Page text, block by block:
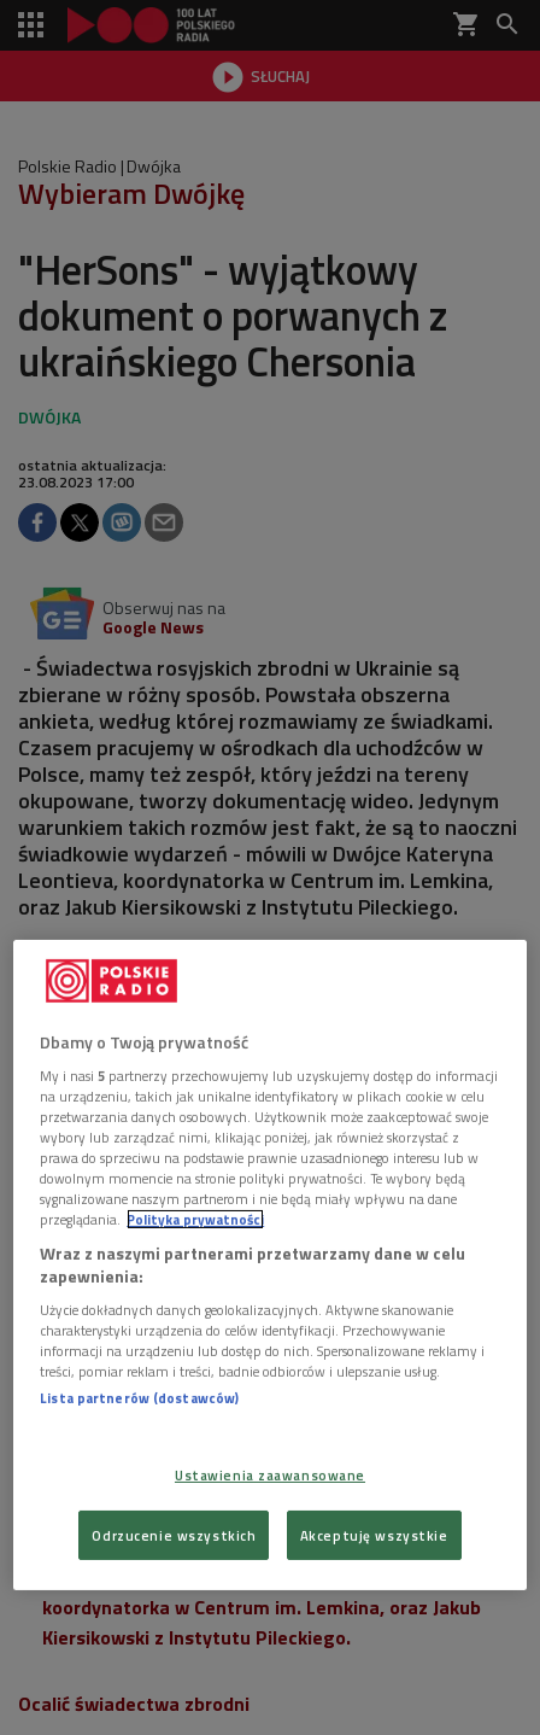
shopping_cart 
 SŁUCHAJ

Polskie Radio Dwójka
Wybieram Dwójkę
"HerSons" - wyjątkowy
dokument o porwanych z
ukraińskiego Chersonia
ostatnia aktualizacja:
23.08.2023 17:00
Obserwuj nas na
Google News
- Świadectwa rosyjskich zbrodni w Ukrainie są
zbierane w różny sposób. Powstała obszerna
ankieta, według której rozmawiamy ze świadkami.
Czasem pracujemy w ośrodkach dla uchodźców w
Polsce, mamy też zespół, który jeździ na tereny
okupowane, tworzy dokumentację wideo. Jedynym
warunkiem takich rozmów jest fakt, że są to naoczni
świadkowie wydarzeń - mówili w Dwójce Kateryna
Leontieva, koordynatorka w Centrum im. Lemkina,
oraz Jakub Kiersikowski z Instytutu Pileckiego.
Zniszczenia po rosyjskim ataku rakietowym w Chersoniu w lutym 2023
roku Foto: PAP/Alena Solomonova
W Dniu Pamięci Ofiar Stalinizmu i Nazizmu oraz w
Dniu Flagi Ukrainy rozmawialiśmy o filmie
dokumentalnym w reżyserii Hanny Berehovej
"HerSons".
Chersonia porwanych i wywiezionych na Krym, a
potem osadzonych w moskiewskim więzieniu -
Lefortowie.
koordynatorka w Centrum im. Lemkina, oraz Jakub
Kiersikowski z Instytutu Pileckiego.
Ocalić świadectwa zbrodni
Dbamy o Twoją prywatność
My i nasi5 partnerzy przechowujemy lub uzyskujemy dostęp do informacji
na urządzeniu, takich jak unikalne identyfikatory w plikach cookie w celu
przetwarzania danych osobowych. Użytkownik może zaakceptować swoje
wybory lub zarządzać nimi, klikając poniżej, jak również skorzystać z
prawa do sprzeciwu na podstawie prawnie uzasadnionego interesu lub w
dowolnym momencie na stronie polityki prywatności. Te wybory będą
sygnalizowane naszym partnerom i nie będą miały wpływu na dane
przeglądania. Polityka prywatności
Wraz z naszymi partnerami przetwarzamy dane w celu
zapewnienia:
Użycie dokładnych danych geolokalizacyjnych. Aktywne skanowanie
charakterystyki urządzenia do celów identyfikacji. Przechowywanie
informacji na urządzeniu lub dostęp do nich. Spersonalizowane reklamy i
treści, pomiar reklam i treści, badnie odbiorców i ulepszanie usług.
Lista partnerów (dostawców)
Ustawienia zaawansowane
Odrzucenie wszystkich Akceptuję wszystkie